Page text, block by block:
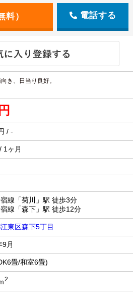
電話する
き、日当り良好。
/ -
1ヶ月
線「菊川」駅 徒歩3分
線「森下」駅 徒歩12分
東区森下5丁目
9月
畳/和室6畳)
2